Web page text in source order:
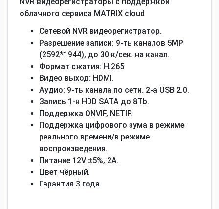
NVR видеорегистраторы с поддержкой
облачного сервиса MATRIX cloud
Сетевой NVR видеорегистратор.
Разрешение записи: 9-ть каналов 5MP
(2592*1944), до 30 к/сек. на канал.
Формат сжатия: H.265
Видео выход: HDMI.
Аудио: 9-ть канала по сети. 2-а USB 2.0.
Запись 1-н HDD SATA до 8Tb.
Поддержка ONVIF, NETIP.
Поддержка цифрового зума в режиме
реального времени/в режиме
воспроизведения.
Питание 12V ±5%, 2А.
Цвет чёрный.
Гарантия 3 года.